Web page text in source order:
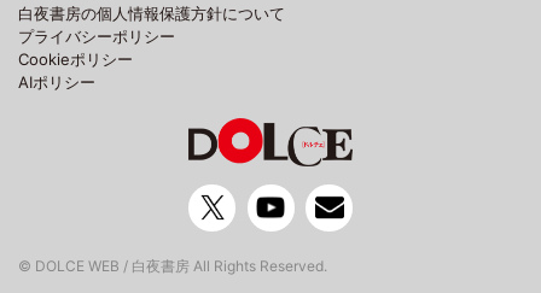
白夜書房の個人情報保護方針について
プライバシーポリシー
Cookieポリシー
AIポリシー
© DOLCE WEB / 白夜書房 All Rights Reserved.